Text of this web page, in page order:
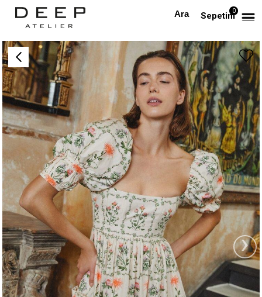
Sepetim0
Anasayfa PREMIUM Kısa Kollu Nakışlı Desenli Mini Premium Elbise
›